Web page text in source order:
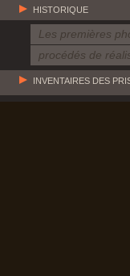
HISTORIQUE
Les premières
procédés de
INVENTAIRES DES